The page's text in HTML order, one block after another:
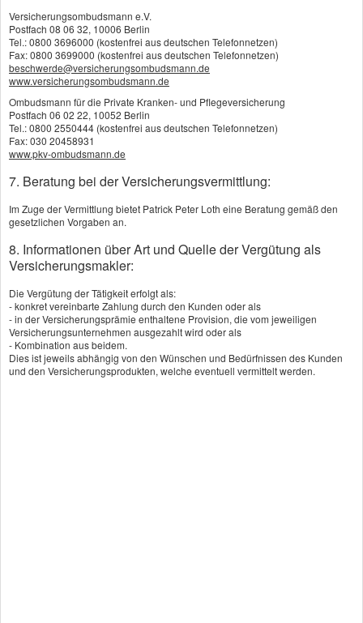
legt, sollte eine Zahnzusatzversicherung
abschließen, die Implantate einschließlich des
erforderlichen Knochenaufbaus bezuschusst.
Schönheitsbewußte versichern Keramiklösungen
auch im Backenzahnbereich.
Zahnzusatzversicherungen für Kinder sollten
kieferorthopädische Leistungen wie hochwertige
Zahnklammern übernehmen.
Wichtig:Bekannte Probleme nicht verschweigen,
sonst riskiert man den Versicherungsschutz für die
Vergleich und Angebot
Versicherungsombudsmann e.V.
Postfach 08 06 32, 10006 Berlin
Tel.: 0800 3696000 (kostenfrei aus deutschen Telefonnetzen)
Fax: 0800 3699000 (kostenfrei aus deutschen Telefonnetzen)
beschwerde@versicherungsombudsmann.de
www.versicherungsombudsmann.de
Ombudsmann für die Private Kranken- und Pflegeversicherung
Postfach 06 02 22, 10052 Berlin
Tel.: 0800 2550444 (kostenfrei aus deutschen Telefonnetzen)
Fax: 030 20458931
www.pkv-ombudsmann.de
7. Beratung bei der Versicherungsvermittlung:
Im Zuge der Vermittlung bietet Patrick Peter Loth eine Beratung gemäß den
gesetzlichen Vorgaben an.
8. Informationen über Art und Quelle der Vergütung als
Versicherungsmakler:
Die Vergütung der Tätigkeit erfolgt als:
- konkret vereinbarte Zahlung durch den Kunden oder als
- in der Versicherungsprämie enthaltene Provision, die vom jeweiligen
Versicherungsunternehmen ausgezahlt wird oder als
- Kombination aus beidem.
Dies ist jeweils abhängig von den Wünschen und Bedürfnissen des Kunden
und den Versicherungsprodukten, welche eventuell vermittelt werden.